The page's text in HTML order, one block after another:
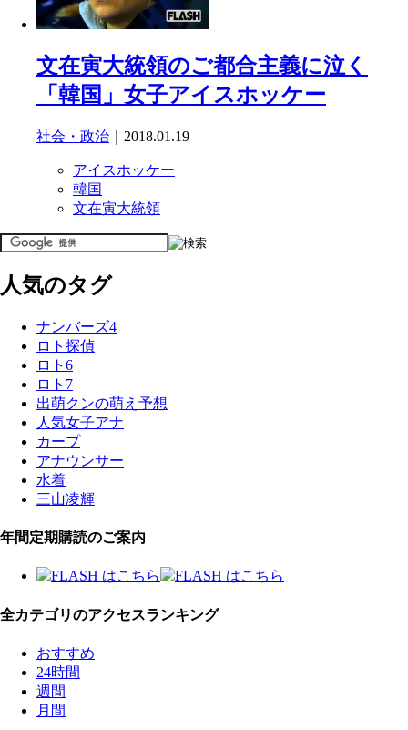
文在寅大統領のご都合主義に泣く
「韓国」女子アイスホッケー
社会・政治 ｜2018.01.19
アイスホッケー
韓国
文在寅大統領
人気のタグ
ナンバーズ4
ロト探偵
ロト6
ロト7
出萌クンの萌え予想
人気女子アナ
カープ
アナウンサー
水着
三山凌輝
年間定期購読のご案内
全カテゴリのアクセスランキング
おすすめ
24時間
週間
月間